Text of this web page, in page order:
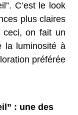
C’est le look
plus claires
on fait un
la luminosité à
préférée
: une des